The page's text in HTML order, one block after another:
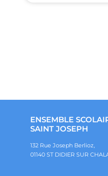
ENSEMBLE
SAINT JOSEPH
132 Rue Joseph Berlioz,
01140 ST DIDIER SUR